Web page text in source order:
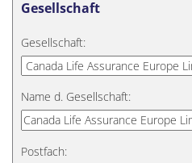
Gesellschaft
Gesellschaft:
Name d. Gesellschaft:
Postfach: